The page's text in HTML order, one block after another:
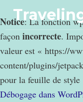
Notice: La fonction
façon incorrecte.
valeur est « https://
content/plugins/
pour la feuille de
Débogage dans